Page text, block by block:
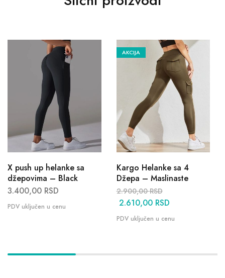
X push up helanke sa
džepovima – Black
3.400,00 RSD
AKCIJA
Kargo Helanke sa 4
Džepa – Maslinaste
2.900,00RSD
2.610,00 RSD